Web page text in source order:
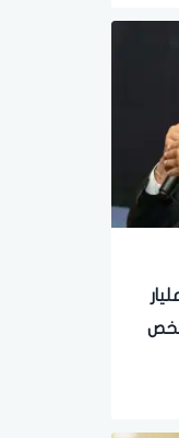
تقفز لـ11.8 مليار
أغنى 300 شخص